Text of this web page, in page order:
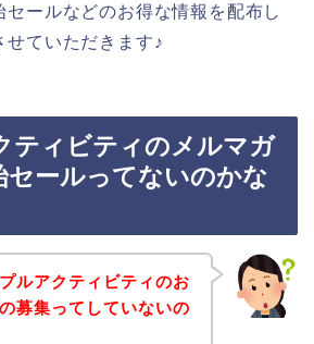
セールなどのお得な情報を配布し
せていただきます♪
ティビティのメルマガ
セールってないのかな
ルアクティビティのお
募集ってしていないの